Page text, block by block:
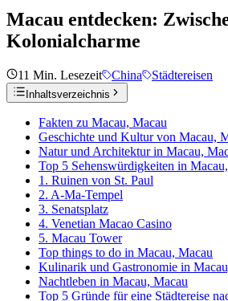
Macau entdecken:
Kolonialcharme
11 Min. Lesezeit China Städtereisen
Inhaltsverzeichnis
Fakten zu Macau, Macau
Geschichte und Kultur von Macau,
Natur und Architektur in Macau,
Top 5 Sehenswürdigkeiten in
1. Ruinen von St. Paul
2. A-Ma-Tempel
3. Senatsplatz
4. Venetian Macao Casino
5. Macau Tower
Top things to do in Macau, Macau
Kulinarik und Gastronomie in
Nachtleben in Macau, Macau
Top 5 Gründe für eine Städtereise